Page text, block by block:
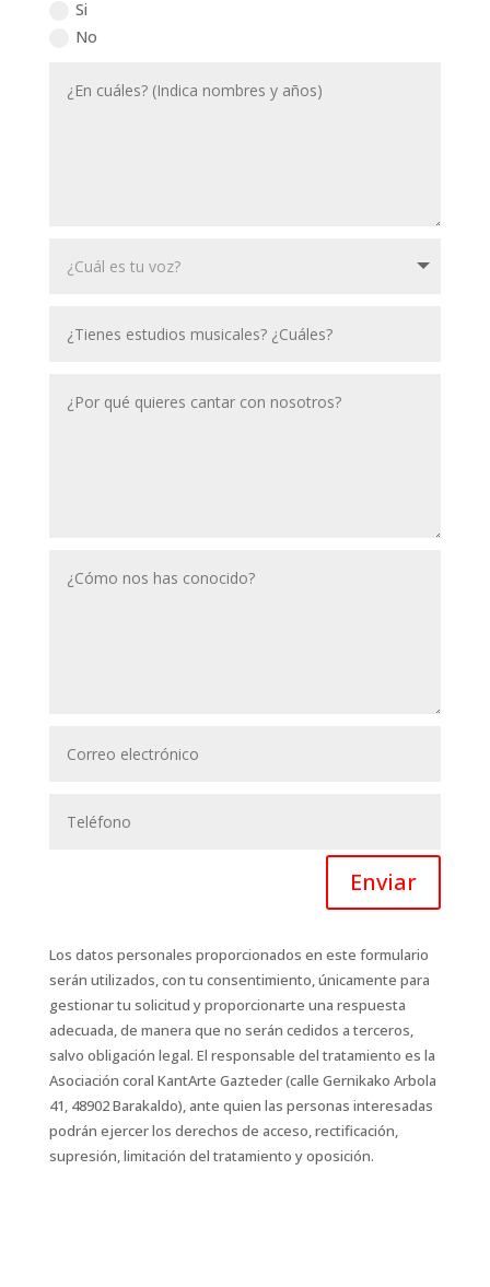
Si
No
Enviar
Los datos personales proporcionados en este formulario
serán utilizados, con tu consentimiento, únicamente para
gestionar tu solicitud y proporcionarte una respuesta
adecuada, de manera que no serán cedidos a terceros,
salvo obligación legal. El responsable del tratamiento es la
Asociación coral KantArte Gazteder (calle Gernikako Arbola
41, 48902 Barakaldo), ante quien las personas interesadas
podrán ejercer los derechos de acceso, rectificación,
supresión, limitación del tratamiento y oposición.